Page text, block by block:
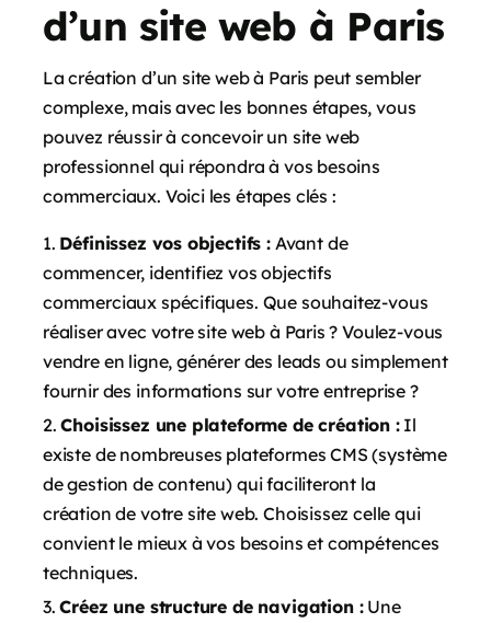
d’un site web à Paris
La création d’un site web à Paris peut sembler
complexe, mais avec les bonnes étapes, vous
pouvez réussir à concevoir un site web
professionnel qui répondra à vos besoins
commerciaux. Voici les étapes clés :
Définissez vos objectifs :Avant de
commencer, identifiez vos objectifs
commerciaux spécifiques. Que souhaitez-vous
réaliser avec votre site web à Paris ? Voulez-vous
vendre en ligne, générer des leads ou simplement
fournir des informations sur votre entreprise ?
Choisissez une plateforme de création :Il
existe de nombreuses plateformes CMS (système
de gestion de contenu) qui faciliteront la
création de votre site web. Choisissez celle qui
convient le mieux à vos besoins et compétences
techniques.
Créez une structure de navigation :Une